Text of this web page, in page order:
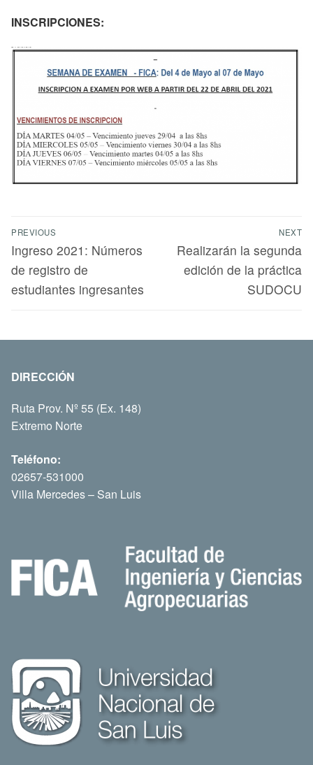
INSCRIPCIONES:
PREVIOUS
Ingreso 2021: Números
de registro de
estudiantes ingresantes
NEXT
Realizarán la segunda
edición de la práctica
SUDOCU
DIRECCIÓN
Ruta Prov. Nº 55 (Ex. 148)
Extremo Norte
Teléfono:
02657-531000
Villa Mercedes – San Luis